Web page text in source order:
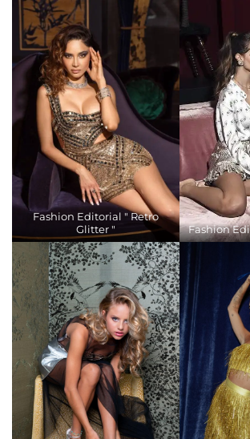
Fashion Editorial " Retro
Glitter "
Fashion